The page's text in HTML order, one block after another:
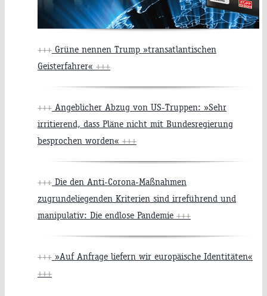
+++ Grüne nennen Trump »transatlantischen
Geisterfahrer« +++
+++ Angeblicher Abzug von US-Truppen: »Sehr
irritierend, dass Pläne nicht mit Bundesregierung
besprochen worden« +++
+++ Die den Anti-Corona-Maßnahmen
zugrundeliegenden Kriterien sind irreführend und
manipulativ: Die endlose Pandemie +++
+++ »Auf Anfrage liefern wir europäische Identitäten«
+++